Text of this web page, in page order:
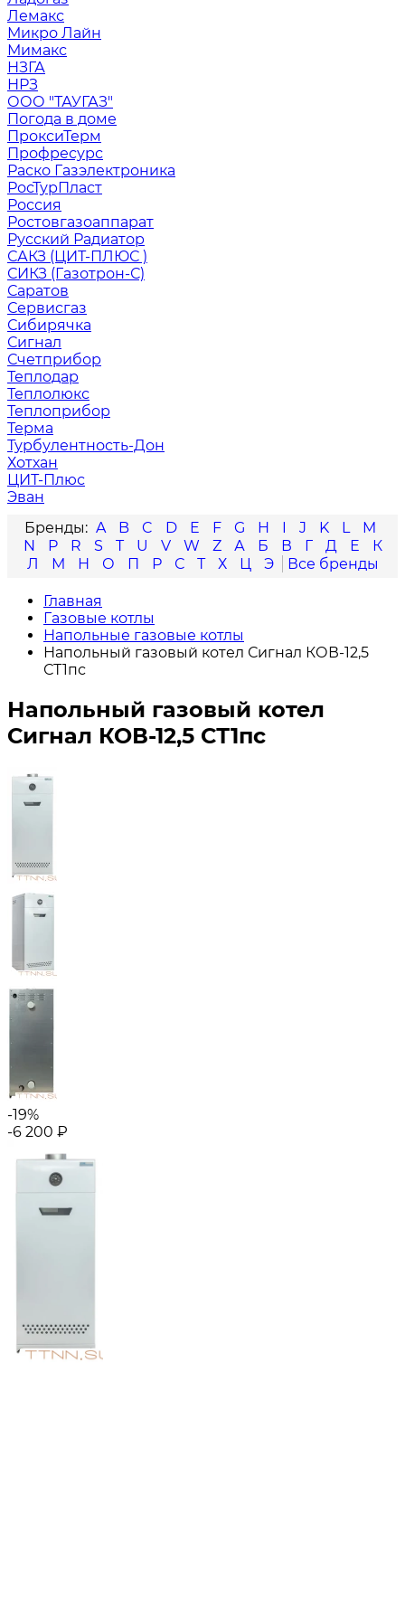
Лемакс
Микро Лайн
Мимакс
НЗГА
НРЗ
ООО "ТАУГАЗ"
Погода в доме
ПроксиТерм
Профресурс
Раско Газэлектроника
РосТурПласт
Россия
Ростовгазоаппарат
Русский Радиатор
САКЗ (ЦИТ-ПЛЮС )
СИКЗ (Газотрон-С)
Саратов
Сервисгаз
Сибирячка
Сигнал
Счетприбор
Теплодар
Теплолюкс
Теплоприбор
Терма
Турбулентность-Дон
Хотхан
ЦИТ-Плюс
Эван
A
B C D E F G H I J K L
M
N
P R S T U V W Z А Б В Г Д Е
К
Л
М Н О П Р С Т Х Ц Э
Главная
Газовые котлы
Напольные газовые котлы
Напольный газовый котел Сигнал КОВ-12,5
СТ1пс
Напольный газовый котел
Сигнал КОВ-12,5 СТ1пс
-19%
-6 200 ₽